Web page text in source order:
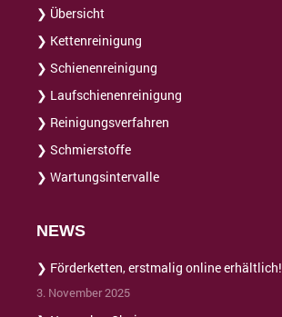
❯ Übersicht
❯ Kettenreinigung
❯ Schienenreinigung
❯ Laufschienenreinigung
❯ Reinigungsverfahren
❯ Schmierstoffe
❯ Wartungsintervalle
NEWS
❯ Förderketten, erstmalig online erhältlich!
3. November 2025